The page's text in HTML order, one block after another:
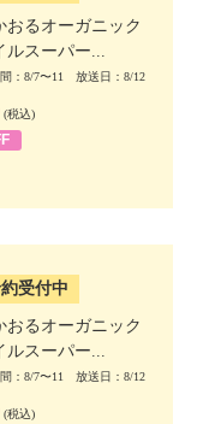
おるオーガニック
ルスーパー...
：8/7〜11 放送日：8/12
(税込)
受付中
おるオーガニック
ルスーパー...
：8/7〜11 放送日：8/12
(税込)